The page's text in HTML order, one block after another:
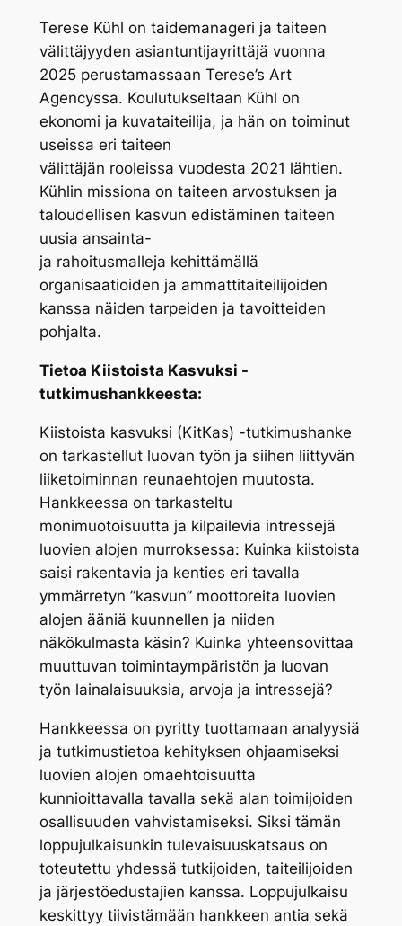
Terese Kühl on taidemanageri ja taiteen
välittäjyyden asiantuntijayrittäjä vuonna
2025 perustamassaan Terese’s Art
Agencyssa. Koulutukseltaan Kühl on
ekonomi ja kuvataiteilija, ja hän on toiminut
useissa eri taiteen
välittäjän rooleissa vuodesta 2021 lähtien.
Kühlin missiona on taiteen arvostuksen ja
taloudellisen kasvun edistäminen taiteen
uusia ansainta-
ja rahoitusmalleja kehittämällä
organisaatioiden ja ammattitaiteilijoiden
kanssa näiden tarpeiden ja tavoitteiden
pohjalta.
Tietoa Kiistoista Kasvuksi -
tutkimushankkeesta:
Kiistoista kasvuksi (KitKas) -tutkimushanke
on tarkastellut luovan työn ja siihen liittyvän
liiketoiminnan reunaehtojen muutosta.
Hankkeessa on tarkasteltu
monimuotoisuutta ja kilpailevia intressejä
luovien alojen murroksessa: Kuinka kiistoista
saisi rakentavia ja kenties eri tavalla
ymmärretyn ”kasvun” moottoreita luovien
alojen ääniä kuunnellen ja niiden
näkökulmasta käsin? Kuinka yhteensovittaa
muuttuvan toimintaympäristön ja luovan
työn lainalaisuuksia, arvoja ja intressejä?
Hankkeessa on pyritty tuottamaan analyysiä
ja tutkimustietoa kehityksen ohjaamiseksi
luovien alojen omaehtoisuutta
kunnioittavalla tavalla sekä alan toimijoiden
osallisuuden vahvistamiseksi. Siksi tämän
loppujulkaisunkin tulevaisuuskatsaus on
toteutettu yhdessä tutkijoiden, taiteilijoiden
ja järjestöedustajien kanssa. Loppujulkaisu
keskittyy tiivistämään hankkeen antia sekä